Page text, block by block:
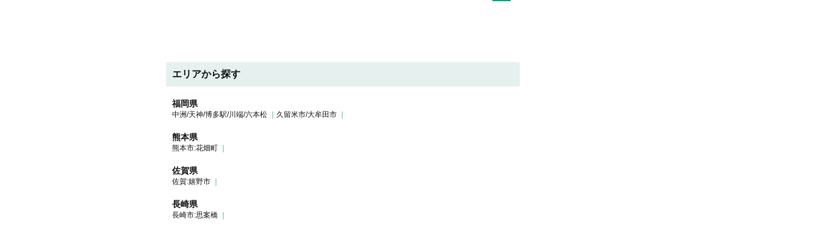
エリアから探す
福岡県
中洲/天神/博多駅/川端/六本松 久留米市/大牟田市
熊本県
熊本市:花畑町
佐賀県
佐賀:嬉野市
長崎県
長崎市:思案橋